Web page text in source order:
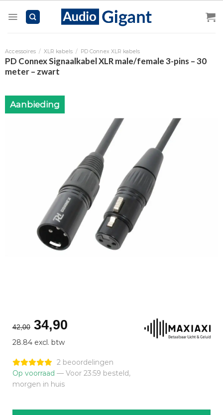
Accessoires / XLR kabels / PD Connex XLR kabels
PD Connex Signaalkabel XLR male/female 3-pins – 30
meter – zwart
Aanbieding
42,00 Oorspronkelijke
prijs
was:
€42,00.
34,90Huidige
€34,90.
28.84 excl. btw
2 beoordelingen
Op voorraad — Voor 23:59 besteld,
morgen in huis